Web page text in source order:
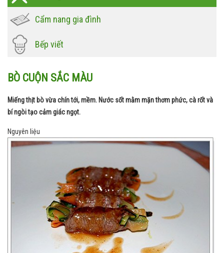
Cẩm nang gia đình
Bếp viết
BÒ CUỘN SẮC MÀU
Miếng thịt bò vừa chín tới, mềm. Nước sốt mằm mặn thơm phức, cà rốt và
bí ngòi tạo cảm giác ngọt.
Nguyên liệu